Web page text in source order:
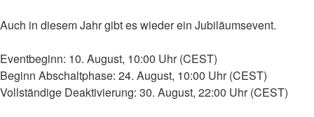
Auch in diesem Jahr gibt es wieder ein Jubiläumsevent.
Eventbeginn: 10. August, 10:00 Uhr (CEST)
Beginn Abschaltphase: 24. August, 10:00 Uhr (CEST)
Vollständige Deaktivierung: 30. August, 22:00 Uhr (CEST)